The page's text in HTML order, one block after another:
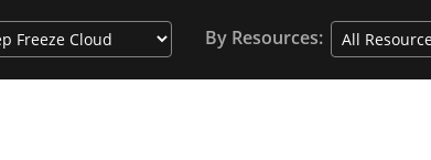
By Resources: